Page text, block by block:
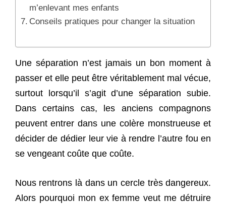
m’enlevant mes enfants
Conseils pratiques pour changer la situation
Une séparation n’est jamais un bon moment à
passer et elle peut être véritablement mal vécue,
surtout lorsqu’il s’agit d’une séparation subie.
Dans certains cas, les anciens compagnons
peuvent entrer dans une colère monstrueuse et
décider de dédier leur vie à rendre l’autre fou en
se vengeant coûte que coûte.
Nous rentrons là dans un cercle très dangereux.
Alors pourquoi mon ex femme veut me détruire